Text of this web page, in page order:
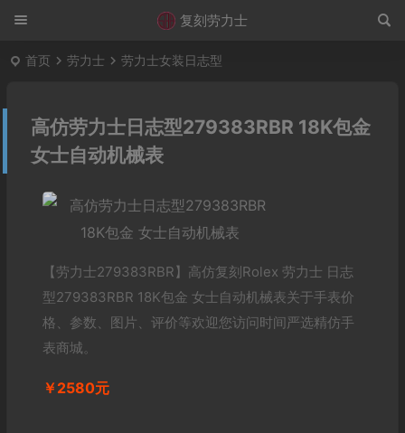
复刻劳力士
首页 劳力士 劳力士女装日志型
高仿劳力士日志型279383RBR 18K包金
女士自动机械表
【劳力士279383RBR】高仿复刻Rolex 劳力士 日志
型279383RBR 18K包金 女士自动机械表关于手表价
格、参数、图片、评价等欢迎您访问时间严选精仿手
表商城。
￥2580元